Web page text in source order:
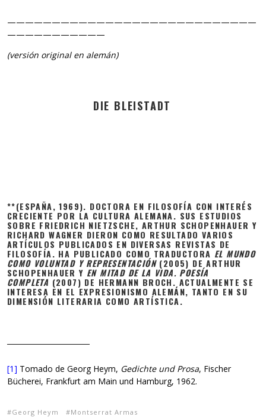
————————————————————————————
———————————
(versión original en alemán)
DIE BLEISTADT
**(ESPAÑA, 1969). DOCTORA EN FILOSOFÍA CON INTERÉS
CRECIENTE POR LA CULTURA ALEMANA. SUS ESTUDIOS
SOBRE FRIEDRICH NIETZSCHE, ARTHUR SCHOPENHAUER Y
RICHARD WAGNER DIERON COMO RESULTADO VARIOS
ARTÍCULOS PUBLICADOS EN DIVERSAS REVISTAS DE
FILOSOFÍA. HA PUBLICADO COMO TRADUCTORA EL MUNDO
COMO VOLUNTAD Y REPRESENTACIÓN(2005) DE ARTHUR
SCHOPENHAUER Y EN MITAD DE LA VIDA. POESÍA
COMPLETA (2007) DE HERMANN BROCH. ACTUALMENTE SE
INTERESA EN EL EXPRESIONISMO ALEMÁN, TANTO EN SU
DIMENSIÓN LITERARIA COMO ARTÍSTICA.
[1] Tomado de Georg Heym, Gedichte und Prosa, Fischer
Bücherei, Frankfurt am Main und Hamburg, 1962.
Georg Heym Montserrat Armas